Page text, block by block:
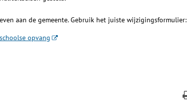
aan de gemeente. Gebruik het juiste wijzigingsformulier:
opvang